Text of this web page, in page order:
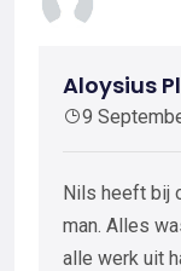
Aloysius
9
Nils heeft bij
man. Alles
alle werk uit